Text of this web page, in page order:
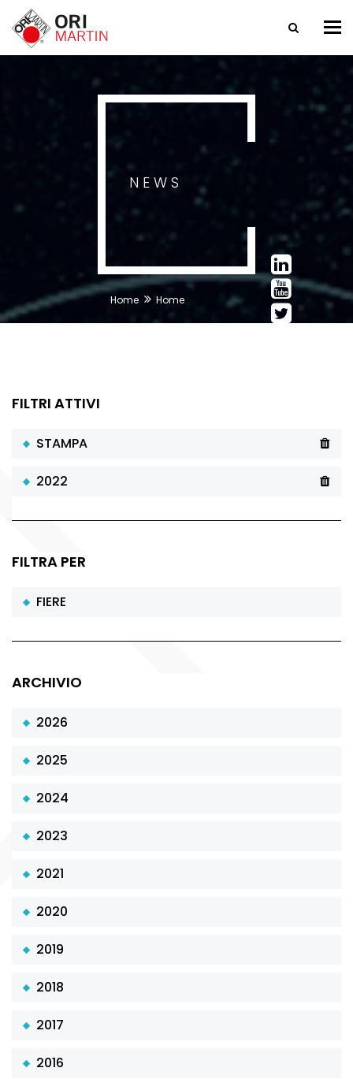
NEWS
Home Home
FILTRI ATTIVI
STAMPA
2022
FILTRA PER
FIERE
ARCHIVIO
2026
2025
2024
2023
2021
2020
2019
2018
2017
2016